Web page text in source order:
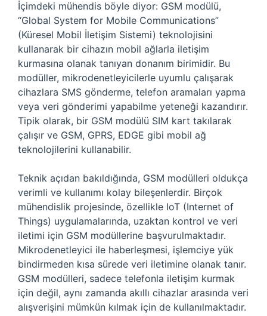
İçimdeki mühendis böyle diyor: GSM modülü,
“Global System for Mobile Communications”
(Küresel Mobil İletişim Sistemi) teknolojisini
kullanarak bir cihazın mobil ağlarla iletişim
kurmasına olanak tanıyan donanım birimidir. Bu
modüller, mikrodenetleyicilerle uyumlu çalışarak
cihazlara SMS gönderme, telefon aramaları yapma
veya veri gönderimi yapabilme yeteneği kazandırır.
Tipik olarak, bir GSM modülü SIM kart takılarak
çalışır ve GSM, GPRS, EDGE gibi mobil ağ
teknolojilerini kullanabilir.
Teknik açıdan bakıldığında, GSM modülleri oldukça
verimli ve kullanımı kolay bileşenlerdir. Birçok
mühendislik projesinde, özellikle IoT (Internet of
Things) uygulamalarında, uzaktan kontrol ve veri
iletimi için GSM modüllerine başvurulmaktadır.
Mikrodenetleyici ile haberleşmesi, işlemciye yük
bindirmeden kısa sürede veri iletimine olanak tanır.
GSM modülleri, sadece telefonla iletişim kurmak
için değil, aynı zamanda akıllı cihazlar arasında veri
alışverişini mümkün kılmak için de kullanılmaktadır.